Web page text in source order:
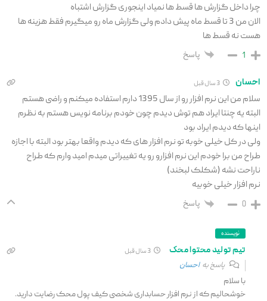
چرا داخل گزارش ها قسط ها نمیاد اینجوری گزارش اشتباه
الان من 3 تا قسط ماه پیش دادم ولی گزارش ماه رو میگیرم فقط هزینه ها
هست نه قسط ها
1 پاسخ
احسان 3 سال قبل
سلام من این نرم افزار رو از سال 1395 دارم استفاده میکنم و راضی هستم
البته یه چنتا ایراد هم توش دیدم چون خودم برنامه نویس هستم به نظرم
اینها که دیدم ایراد بود
ولی در کل خیلی خوبه تو نرم افزار های که دیدم واقعا بهتر بود البته با اجازه
طراح من برا خودم این نرم افزارو رو یه تغییراتی میدم امید وارم که طراح
ناراحت نشه (شکلک لبخند)
نرم افزار خیلی خوبیه
0 پاسخ
نویسنده
تیم تولید محتوا محک 3 سال قبل
پاسخ بهاحسان
با سلام
خوشحالیم که از نرم افزار حسابداری شخصی کیف پول محک رضایت دارید.